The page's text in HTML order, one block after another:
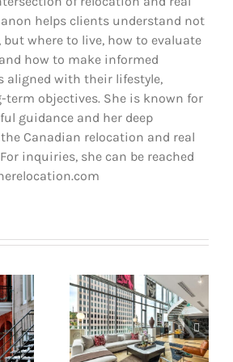
helps clients understand not
but where to live, how to evaluate
how to make informed
aligned with their lifestyle,
term objectives. She is known for
guidance and her deep
Canadian relocation and real
inquiries, she can be reached
à
Comment
déclarer ses
impôts au